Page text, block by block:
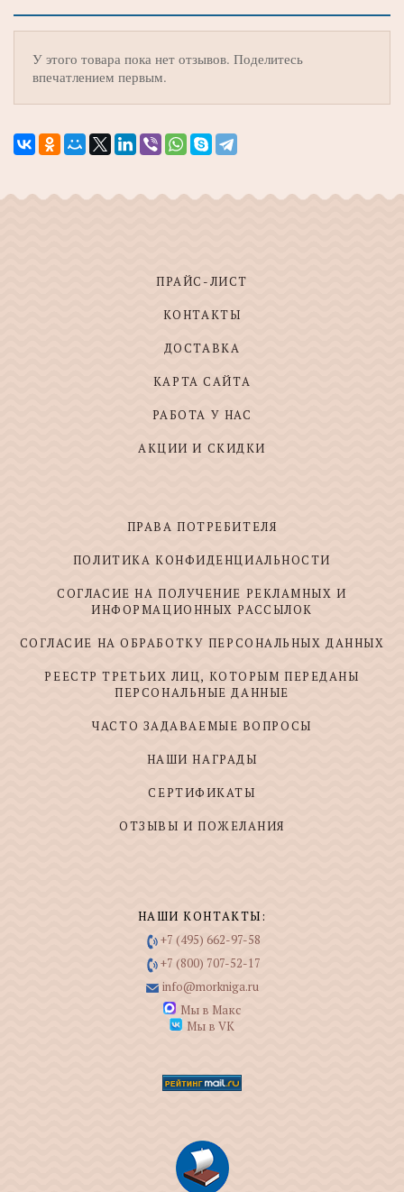
У этого товара пока нет отзывов. Поделитесь
впечатлением первым.
ПРАЙС-ЛИСТ
КОНТАКТЫ
ДОСТАВКА
КАРТА САЙТА
РАБОТА У НАС
АКЦИИ И СКИДКИ
ПРАВА ПОТРЕБИТЕЛЯ
ПОЛИТИКА КОНФИДЕНЦИАЛЬНОСТИ
СОГЛАСИЕ НА ПОЛУЧЕНИЕ РЕКЛАМНЫХ И
ИНФОРМАЦИОННЫХ РАССЫЛОК
СОГЛАСИЕ НА ОБРАБОТКУ ПЕРСОНАЛЬНЫХ ДАННЫХ
РЕЕСТР ТРЕТЬИХ ЛИЦ, КОТОРЫМ ПЕРЕДАНЫ
ПЕРСОНАЛЬНЫЕ ДАННЫЕ
ЧАСТО ЗАДАВАЕМЫЕ ВОПРОСЫ
НАШИ НАГРАДЫ
СЕРТИФИКАТЫ
ОТЗЫВЫ И ПОЖЕЛАНИЯ
НАШИ КОНТАКТЫ:
+7 (495) 662-97-58
+7 (800) 707-52-17
info@morkniga.ru
Мы в Макс
Мы в VK